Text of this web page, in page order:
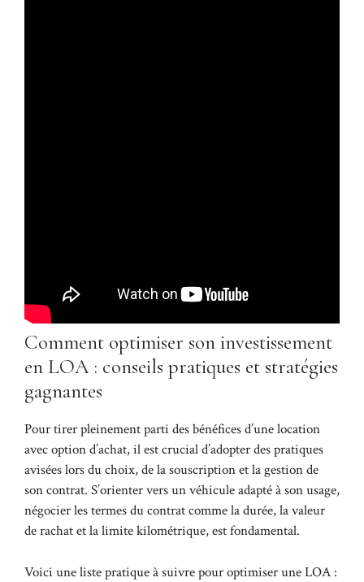
Comment optimiser son investissement
en LOA : conseils pratiques et stratégies
gagnantes
Pour tirer pleinement parti des bénéfices d’une location
avec option d’achat, il est crucial d’adopter des pratiques
avisées lors du choix, de la souscription et la gestion de
son contrat. S’orienter vers un véhicule adapté à son usage,
négocier les termes du contrat comme la durée, la valeur
de rachat et la limite kilométrique, est fondamental.
Voici une liste pratique à suivre pour optimiser une LOA :